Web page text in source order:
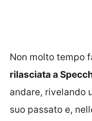
Non molto tempo
rilasciata a
andare, rivelando
suo passato e,